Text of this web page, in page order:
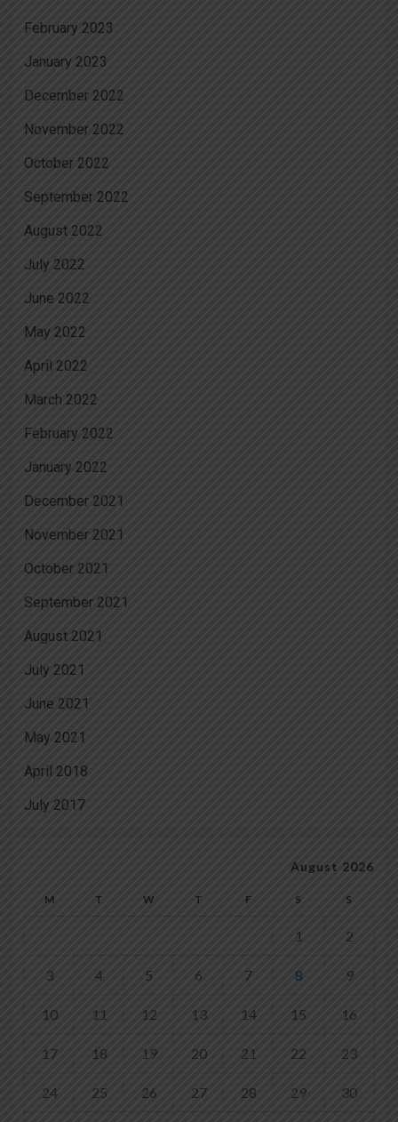
February 2023
January 2023
December 2022
November 2022
October 2022
September 2022
August 2022
July 2022
June 2022
May 2022
April 2022
March 2022
February 2022
January 2022
December 2021
November 2021
October 2021
September 2021
August 2021
July 2021
June 2021
May 2021
April 2018
July 2017
August 2026
M T W T F S S
1 2
3 4 5 6 7 8 9
10 11 12 13 14 15 16
17 18 19 20 21 22 23
24 25 26 27 28 29 30